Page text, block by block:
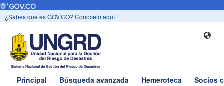
¿Sabes que es GOV.CO? Conócelo aquí
Principal Búsqueda avanzada Hemeroteca
Socios